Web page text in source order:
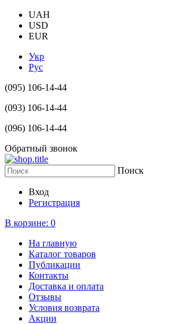
UAH
USD
EUR
Укр
Рус
(095) 106-14-44
(093) 106-14-44
(096) 106-14-44
Обратный звонок
Поиск
Вход
Регистрация
В корзине: 0
На главную
Каталог товаров
Публикации
Контакты
Доставка и оплата
Отзывы
Условия возврата
Акции